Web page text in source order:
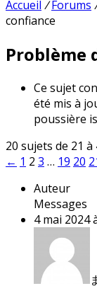
Accueil / Forums
confiance
Problème
Ce sujet
été mis à
poussière
20 sujets de 21
← 1 2 3 … 19 20
Auteur
Messages
4 mai 2024